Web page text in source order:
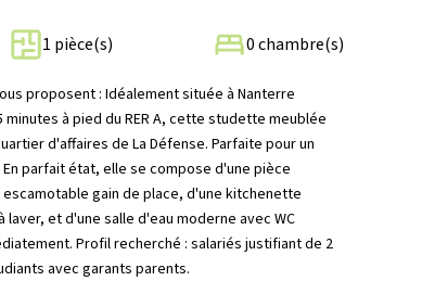
1 pièce(s) 0 chambre(s)
proposent : Idéalement située à Nanterre
à pied du RER A, cette studette meublée
d'affaires de La Défense. Parfaite pour un
parfait état, elle se compose d'une pièce
gain de place, d'une kitchenette
laver, et d'une salle d'eau moderne avec WC
Profil recherché : salariés justifiant de 2
avec garants parents.